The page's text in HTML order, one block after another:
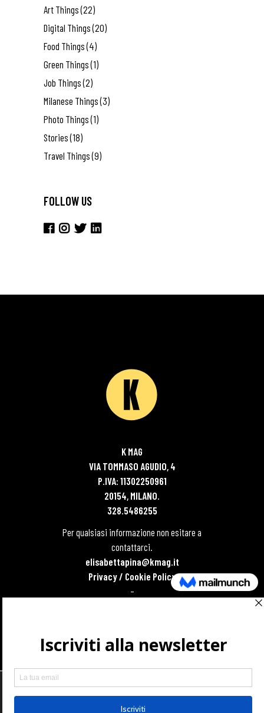
Art Things(22)
Digital Things(20)
Food Things(4)
Green Things(1)
Job Things(2)
Milanese Things(3)
Photo Things(1)
Stories(18)
Travel Things(9)
FOLLOW US
K MAG
VIA TOMMASO AGUDIO, 4
P.IVA: 11302250961
20154, MILANO.
328.5486255
Per qualsiasi informazione non esitare a
contattarci.
elisabettapina@kmag.it
Privacy / Cookie Policy
–
Usiamo i cookie per permettere la migliore esperienza d'uso ai
nostri utenti, mentre visitano il nostro sito.
Puoi attivare o disattivare i cookie che usiamo nelle